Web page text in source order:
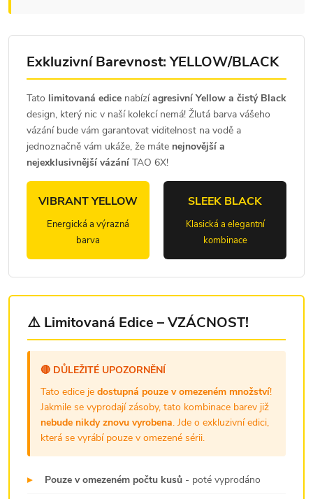
Exkluzivní Barevnost: YELLOW/BLACK
Tato limitovaná edice nabízíagresivní Yellow a čistý Black
design, který nic v naší kolekcí nemá! Žlutá barva vášeho
vázání bude vám garantovat viditelnost na vodě a
jednoznačně vám ukáže, že máte nejnovější a
nejexklusivnější vázání TAO 6X!
VIBRANT YELLOW
Energická a výrazná
barva
SLEEK BLACK
Klasická a elegantní
kombinace
⚠️ Limitovaná Edice – VZÁCNOST!
🔴 DŮLEŽITÉ UPOZORNĚNÍ
Tato edice je dostupná pouze v omezeném množství!
Jakmile se vyprodají zásoby, tato kombinace barev již
nebude nikdy znovu vyrobena. Jde o exkluzivní edici,
která se vyrábí pouze v omezené sérii.
▸ Pouze v omezeném počtu kusů - poté vyprodáno